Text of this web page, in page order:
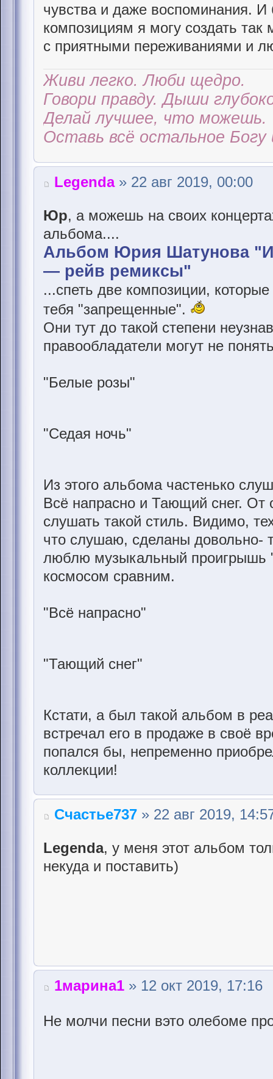
чувства и даже воспоминания.
композициям я могу создать так
с приятными переживаниями и
Живи легко. Люби щедро.
Говори правду. Дыши
Делай лучшее, что можешь.
Оставь всё остальное Богу
Legenda» 22 авг 2019, 00:00
Юр, а можешь на своих
альбома....
Альбом Юрия Шатунова
— рейв ремиксы"
...спеть две композиции,
тебя "запрещенные".
Они тут до такой степени
правообладатели могут не
"Белые розы"
"Седая ночь"
Из этого альбома частенько
Всё напрасно и Тающий снег. От
слушать такой стиль. Видимо,
что слушаю, сделаны довольно-
люблю музыкальный проигрышь
космосом сравним.
"Всё напрасно"
"Тающий снег"
Кстати, а был такой альбом в
встречал его в продаже в своё
попался бы, непременно
коллекции!
Счастье737 » 22 авг 2019,
Legenda, у меня этот альбом
некуда и поставить)
1марина1 » 12 окт 2019, 17:16
Не молчи песни вэто олебоме